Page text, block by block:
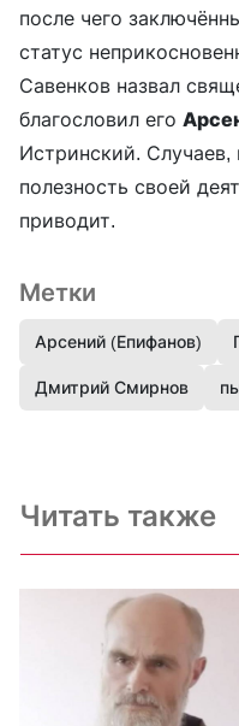
после чего
статус
Савенков назвал
благословил его
Истринский.
полезность своей
приводит.
Метки
Арсений (Епифанов)
Дмитрий Смирнов
Читать также